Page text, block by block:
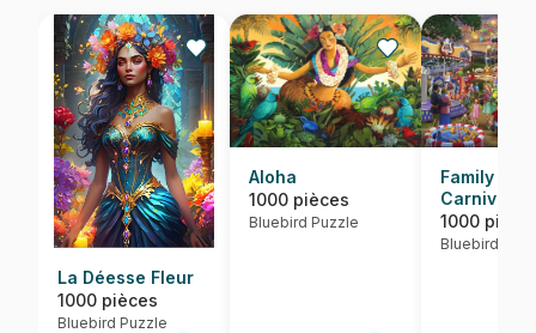
La Déesse Fleur
1000 pièces
Bluebird Puzzle
Aloha
1000 pièces
Bluebird Puzzle
Family Fun
Carnival
1000
Bluebird